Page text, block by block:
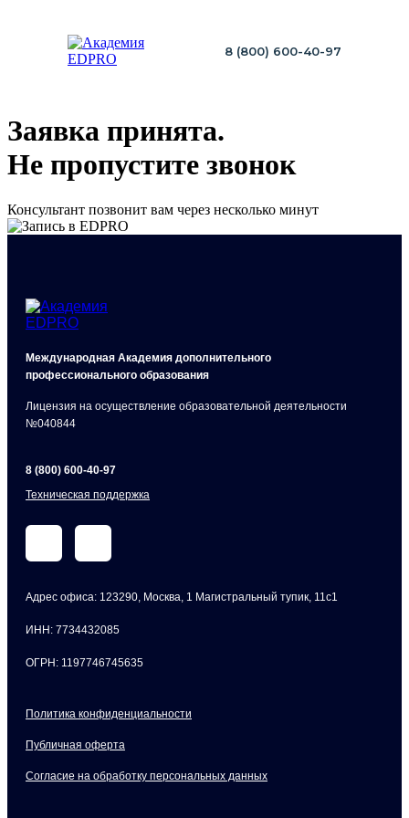
8 (800) 600-40-97
Заявка принята.
Не пропустите звонок
Консультант позвонит вам через несколько минут
Международная Академия дополнительного
профессионального образования
Лицензия на осуществление образовательной деятельности
№040844
Адрес офиса: 123290, Москва, 1 Магистральный тупик, 11с1
ИНН: 7734432085
ОГРН: 1197746745635
Политика конфиденциальности
Публичная оферта
Согласие на обработку персональных данных
8 (800) 600-40-97
Техническая поддержка